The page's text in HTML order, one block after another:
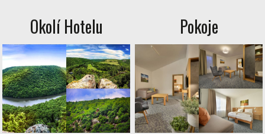
Okolí Hotelu Pokoje